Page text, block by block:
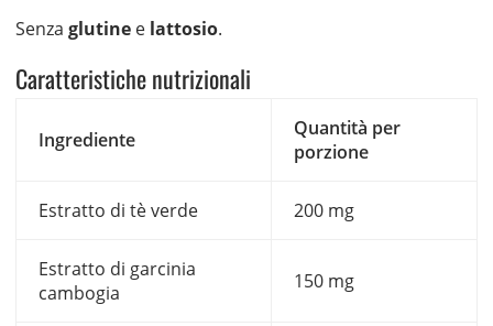
Senza glutinee lattosio.
Caratteristiche nutrizionali
Ingrediente
Quantità per
porzione
Estratto di tè verde 200 mg
Estratto di garcinia
cambogia
150 mg